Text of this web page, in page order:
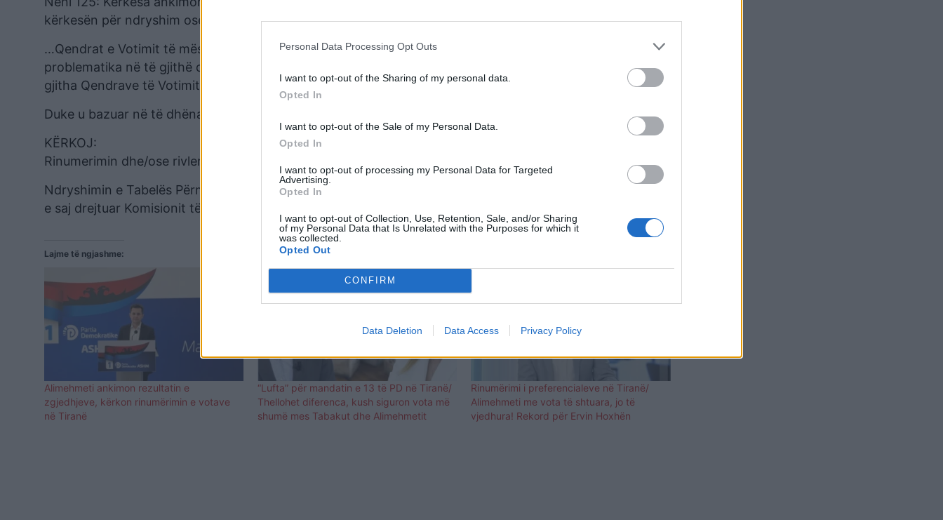
Personal Data Processing Opt Outs
I want to opt-out of the Sharing of my personal data.
Opted In
I want to opt-out of the Sale of my Personal Data.
Opted In
I want to opt-out of processing my Personal Data for Targeted
Advertising.
Opted In
I want to opt-out of Collection, Use, Retention, Sale, and/or Sharing
of my Personal Data that Is Unrelated with the Purposes for which it
was collected.
Opted Out
CONFIRM
Data Deletion Data Access Privacy Policy
kërkesën për ndryshim ose shfuqizim të vendimit të ankimuar…
…Qendrat e Votimit të mësipërme, por edhe shumë të tjera, krijojnë bindjen se numërimi ka pasur
problematika në të gjithë qarkun e Tiranës, duke krijuar shkak për rinumërimin dhe/ose rivlerësimin e të
gjitha Qendrave të Votimit.
Duke u bazuar në të dhënat e mësipërme, përfundimisht:
KËRKOJ:
Rinumerimin dhe/ose rivlerësimin e të gjitha Qendrave të Votimit të Qarkut Tiranë;
Ndryshimin e Tabelës Përmbledhëse sipas rinumerimit dhe/ose rivlerësimit të votave,” thuhet në kërkesën
e saj drejtuar Komisionit të Ankimimeve dhe Sanksioneve.
Lajme të ngjashme:
Alimehmeti ankimon rezultatin e
zgjedhjeve, kërkon rinumërimin e votave
në Tiranë
“Lufta” për mandatin e 13 të PD në Tiranë/
Thellohet diferenca, kush siguron vota më
shumë mes Tabakut dhe Alimehmetit
Rinumërimi i preferencialeve në Tiranë/
Alimehmeti me vota të shtuara, jo të
vjedhura! Rekord për Ervin Hoxhën